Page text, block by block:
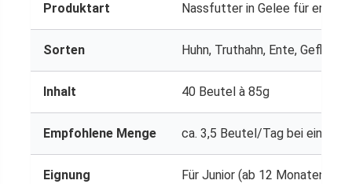
Produktart Nassfutter in Gelee für
Sorten Huhn, Truthahn, Ente, Geflügel
Inhalt 40 Beutel à 85g
Empfohlene Menge ca. 3,5 Beutel/Tag bei einer
Eignung Für Junior (ab 12 Monaten) bis